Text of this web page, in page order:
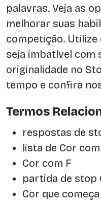
palavras. Veja as
melhorar suas
competição. Utilize
seja imbatível com
originalidade no
tempo e confira
Termos
respostas de
lista de Cor
Cor com F
partida de stop
Cor que